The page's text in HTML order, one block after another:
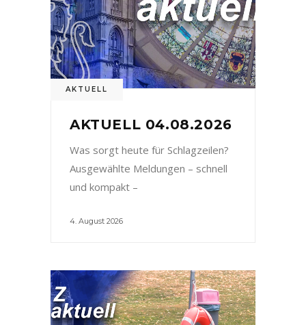
AKTUELL
AKTUELL 04.08.2026
Was sorgt heute für Schlagzeilen?
Ausgewählte Meldungen – schnell
und kompakt –
4. August 2026